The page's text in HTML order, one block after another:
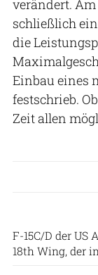
verändert. Am
schließlich
die
Einbau eines
festschrieb.
Zeit allen
F-15C/D der US
18th Wing, der